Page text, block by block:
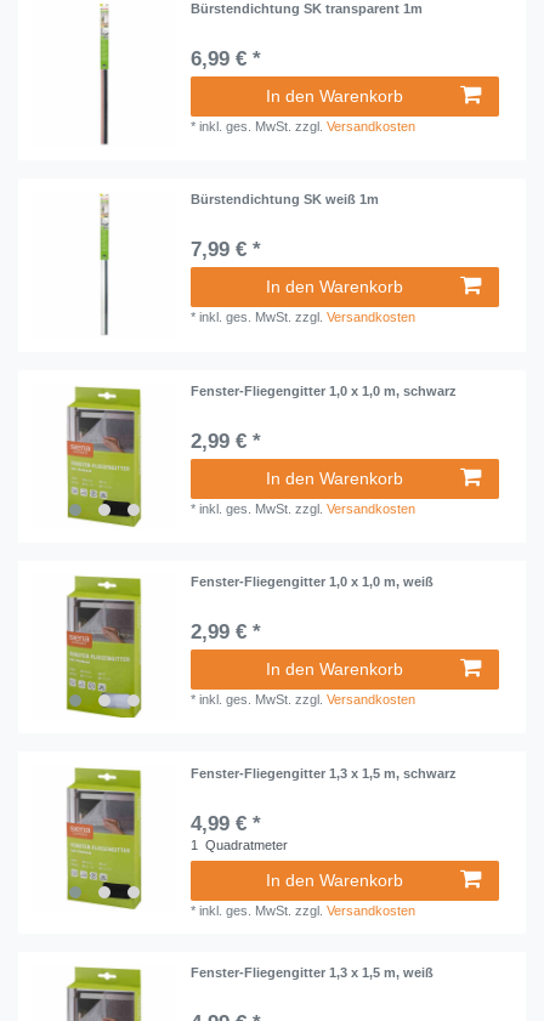
Bürstendichtung SK transparent 1m
6,99 € *
In den Warenkorb
*inkl. ges. MwSt. zzgl.Versandkosten
Bürstendichtung SK weiß 1m
7,99 € *
In den Warenkorb
*inkl. ges. MwSt. zzgl.Versandkosten
Fenster-Fliegengitter 1,0 x 1,0 m, schwarz
2,99 € *
In den Warenkorb
*inkl. ges. MwSt. zzgl.Versandkosten
Fenster-Fliegengitter 1,0 x 1,0 m, weiß
2,99 € *
In den Warenkorb
*inkl. ges. MwSt. zzgl.Versandkosten
Fenster-Fliegengitter 1,3 x 1,5 m, schwarz
4,99 € *
1 Quadratmeter
In den Warenkorb
*inkl. ges. MwSt. zzgl.Versandkosten
Fenster-Fliegengitter 1,3 x 1,5 m, weiß